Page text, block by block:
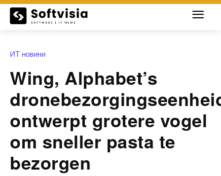
ИТ новини
Wing, Alphabet’s
ontwerpt grotere vogel
om sneller pasta te
bezorgen